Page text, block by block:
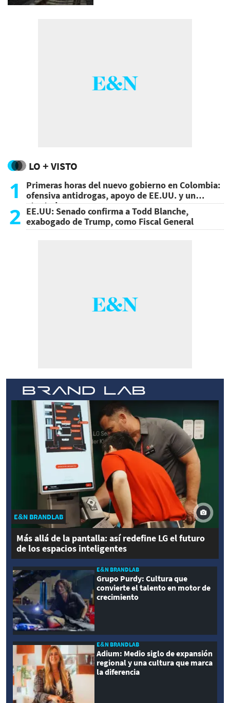
LO + VISTO
1
Primeras horas del nuevo gobierno en Colombia:
ofensiva antidrogas, apoyo de EE.UU. y un
atentado
2 EE.UU: Senado confirma a Todd Blanche,
exabogado de Trump, como Fiscal General
E&N BRANDLAB
Más allá de la pantalla: así redefine LG el futuro
de los espacios inteligentes
E&N BRANDLAB
Grupo Purdy: Cultura que
convierte el talento en motor de
crecimiento
E&N BRANDLAB
Adium: Medio siglo de expansión
regional y una cultura que marca
la diferencia